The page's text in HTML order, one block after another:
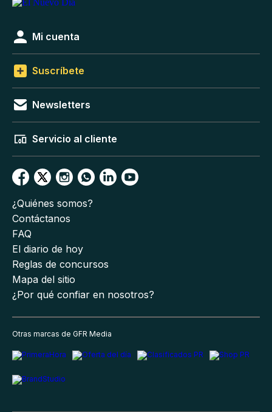
Mi cuenta
Suscríbete
Newsletters
Servicio al cliente
¿Quiénes somos?
Contáctanos
FAQ
El diario de hoy
Reglas de concursos
Mapa del sitio
¿Por qué confiar en nosotros?
Otras marcas de GFR Media